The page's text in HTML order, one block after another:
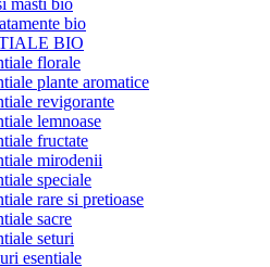
bio
BIO
florale
plante aromatice
revigorante
lemnoase
fructate
mirodenii
speciale
rare si pretioase
sacre
seturi
esentiale